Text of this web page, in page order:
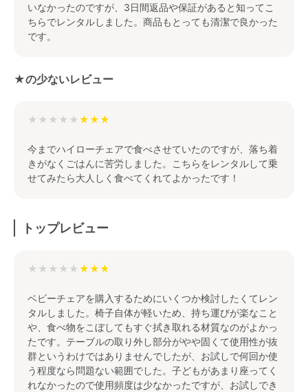
いなかったのですが、3日間返品や保証があると知ってこ
ちらでレンタルしました。商品もとっても清潔で良かった
です。
★の少ないレビュー
★★★★★
今までハイローチェアで食べさせていたのですが、落ち着
きがなくごはんに苦労しました。こちらをレンタルして乗
せてみたら大人しく食べてくれてよかったです！
トップレビュー
★★★★★
ベビーチェアを購入するためにいくつか検討したくてレン
タルしました。椅子自体が軽いため、持ち運びが楽なこと
や、食べ物をこぼしてもすぐ拭き取れる材質なのがよかっ
たです。テーブルの取り外し部分がやや固くて使用性が抜
群というわけではありませんでしたが、お試しで何回か使
う程度なら問題ない範囲でした。子どもがあまり座ってく
れなかったので使用頻度は少なかったですが、お試しでき